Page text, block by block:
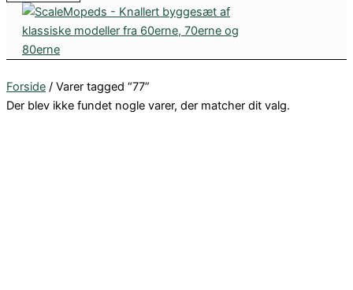
Forside / Varer tagged “77”
Der blev ikke fundet nogle varer, der matcher dit valg.